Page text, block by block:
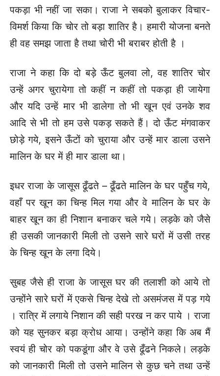
पकड़ा भी नहीं जा सका। राजा ने सबको बुलाकर विचार-
विमर्श किया कि चोर तो बड़ा शातिर है। हमारी योजना बनते
ही वह समझ जाता है तथा चोरी भी बराबर होती है ।
राजा ने कहा कि दो बड़े ऊँट बुलवा लो, वह शातिर चोर
उन्हें अगर चुरायेगा तो कहीं न कहीं तो पकड़ा ही जायेगा
और यदि उन्हें मार भी डालेगा तो भी खून एवं उनके शव
आदि से भी तो हम उसे पकड़ सकते हैं। दो ऊँट मंगवाकर
छोड़े गये, इसने ऊँटों को चुराया और उन्हें मार डाला उसने
मालिन के घर में ही मार डाला था।
इधर राजा के जासूस ढूँढते – ढूँढते मालिन के घर पहुँच गये,
वहाँ पर खून का चिन्ह मिल गया और वे मालिन के घर के
बाहर खून का ही निशान बनाकर चले गये। लड़के को जैसे
ही उसकी जानकारी मिली तो उसने सारे घरों में उसी तरह
के चिन्ह खून के लगा दिये।
सुबह जैसे ही राजा के जासूस घर की तलाशी को आये तो
उन्होंने सारे घरों में एकसे चिन्ह देखे तो असमंजस में पड़ गये
। रात्रि में लगाये निशान की सही परख न कर पाये । राजा
को यह सुनकर बड़ा क्रोध आया। उन्होंने कहा कि अब मैं
स्वयं ही चोर को पकडूंगा और वे उसे ढूँढने निकले। लड़के
को जानकारी मिली तो उसने मालिन से कुछ चने तथा उन्हें